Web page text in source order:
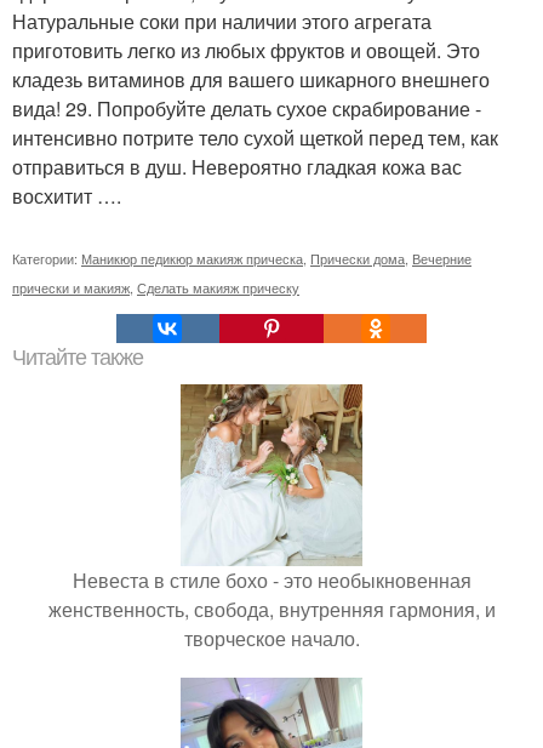
Натуральные соки при наличии этого агрегата
приготовить легко из любых фруктов и овощей. Это
кладезь витаминов для вашего шикарного внешнего
вида! 29. Попробуйте делать сухое скрабирование -
интенсивно потрите тело сухой щеткой перед тем, как
отправиться в душ. Невероятно гладкая кожа вас
восхитит ….
Категории: Маникюр педикюр макияж прическа Прически дома Вечерние
прически и макияж Сделать макияж прическу
Читайте также
Невеста в стиле бохо - это необыкновенная
женственность, свобода, внутренняя гармония, и
творческое начало.